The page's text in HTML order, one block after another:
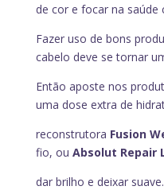
de cor e focar na saúde
Fazer uso de bons
cabelo deve se tornar
Então aposte nos
uma dose extra de
reconstrutora Fusion
fio, ou Absolut Repair
dar brilho e deixar suave.